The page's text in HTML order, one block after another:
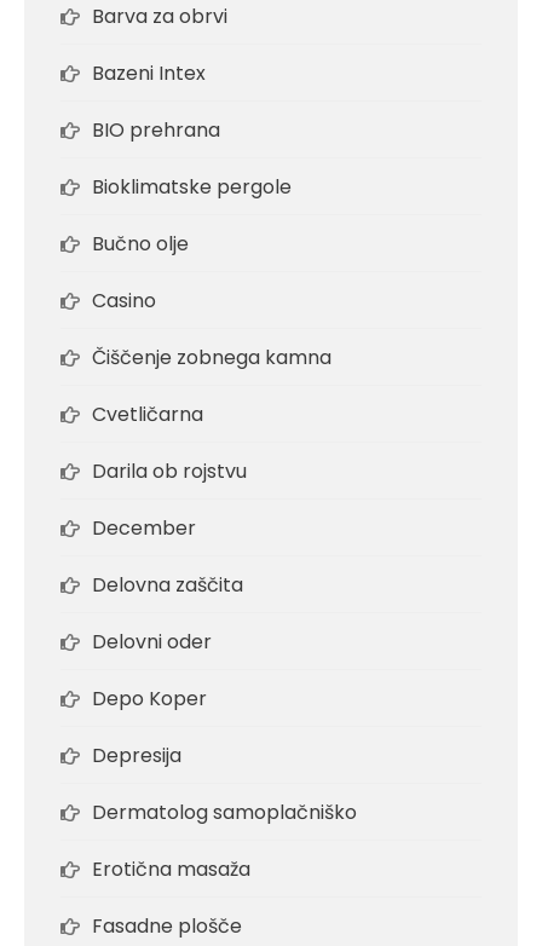
Barva za obrvi
Bazeni Intex
BIO prehrana
Bioklimatske pergole
Bučno olje
Casino
Čiščenje zobnega kamna
Cvetličarna
Darila ob rojstvu
December
Delovna zaščita
Delovni oder
Depo Koper
Depresija
Dermatolog samoplačniško
Erotična masaža
Fasadne plošče